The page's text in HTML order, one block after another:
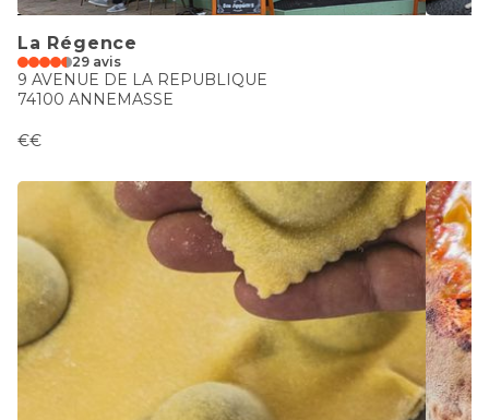
La Régence
29 avis
9 AVENUE DE LA REPUBLIQUE
74100 ANNEMASSE
€€